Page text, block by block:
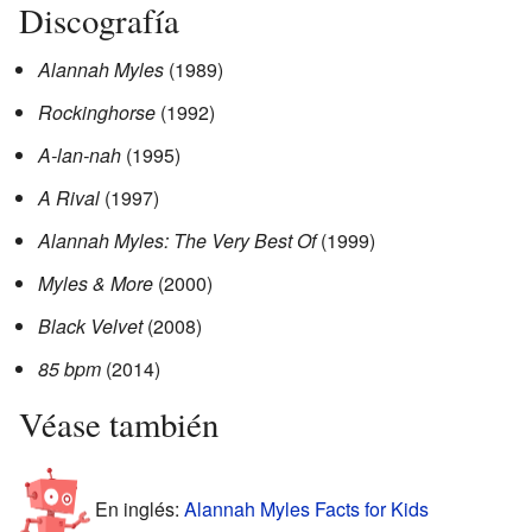
Discografía
Alannah Myles (1989)
Rockinghorse (1992)
A-lan-nah (1995)
A Rival (1997)
Alannah Myles: The Very Best Of(1999)
Myles & More (2000)
Black Velvet(2008)
85 bpm (2014)
Véase también
En inglés: Alannah Myles Facts for Kids